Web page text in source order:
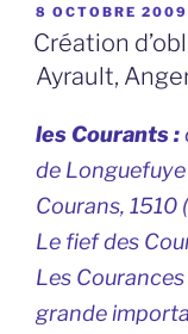
PUBLIÉ
LE
8 OCTOBRE 2009
Création
Ayrault,
les Courants :
de Longuefuye
Courans, 1510
Le fief des
Les Courances
grande